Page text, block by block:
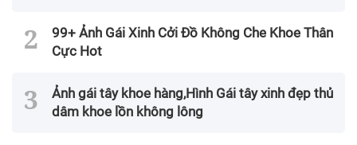
99+ Ảnh Gái Xinh Cởi Đồ Không Che Khoe Thân
Cực Hot
Ảnh gái tây khoe hàng,Hình Gái tây xinh đẹp thủ
dâm khoe lồn không lông